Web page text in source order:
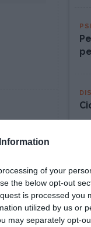
of your
the below opt-out
is processed you
utilized by us or
may separately opt-